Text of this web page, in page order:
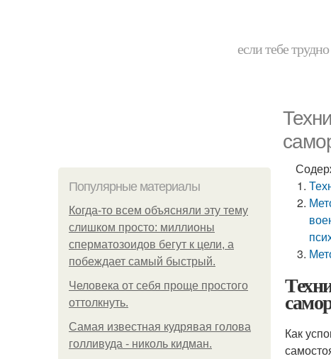
если тебе
Популярные материалы
Когда-то всем объясняли эту тему
слишком просто: миллионы
сперматозоидов бегут к цели, а
побеждает самый быстрый.
Человека от себя проще простого
оттолкнуть.
Самая известная кудрявая голова
голливуда - николь кидман.
Как